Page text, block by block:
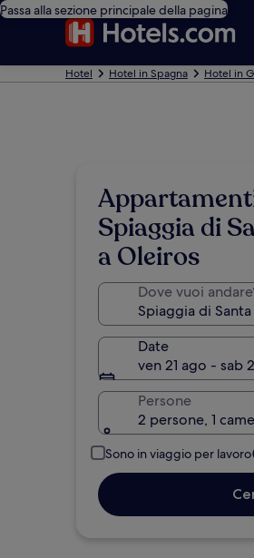
Passa alla sezione principale della pagina
Hotel Hotel in Spagna Hotel in
Spiaggia di
a Oleiros
Dove vuoi
Date
ven 21 ago - sab
Persone
2 persone, 1
Sono in viaggio per lavoro